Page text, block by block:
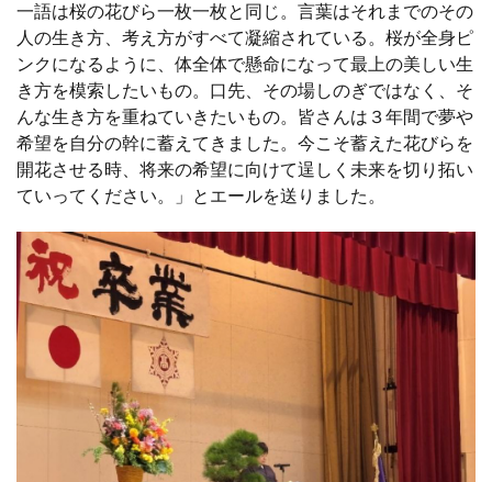
一語は桜の花びら一枚一枚と同じ。言葉はそれまでのその
人の生き方、考え方がすべて凝縮されている。桜が全身ピ
ンクになるように、体全体で懸命になって最上の美しい生
き方を模索したいもの。口先、その場しのぎではなく、そ
んな生き方を重ねていきたいもの。皆さんは３年間で夢や
希望を自分の幹に蓄えてきました。今こそ蓄えた花びらを
開花させる時、将来の希望に向けて逞しく未来を切り拓い
ていってください。」とエールを送りました。